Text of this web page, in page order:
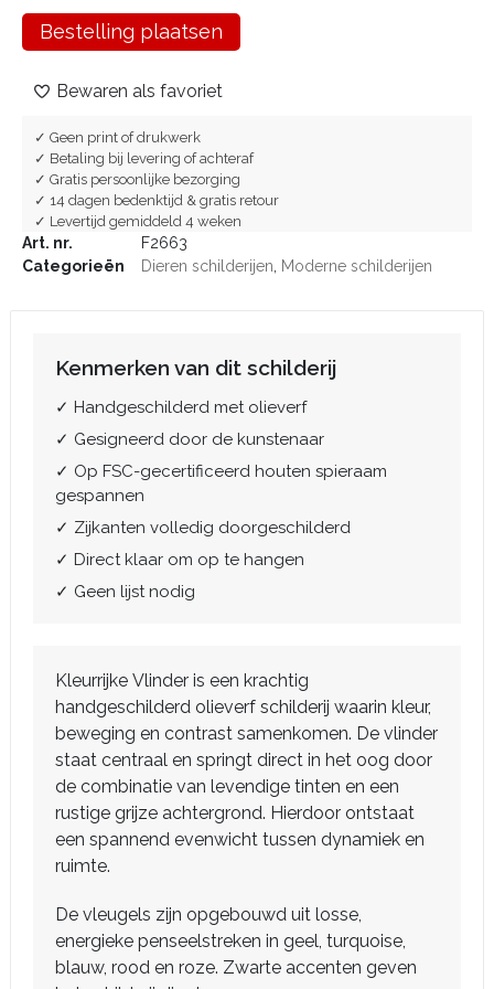
Bestelling plaatsen
Bewaren als favoriet
✓ Geen print of drukwerk
✓ Betaling bij levering of achteraf
✓ Gratis persoonlijke bezorging
✓ 14 dagen bedenktijd & gratis retour
✓ Levertijd gemiddeld 4 weken
Art. nr.
F2663
Categorieën
Dieren schilderijen Moderne schilderijen
Kenmerken van dit schilderij
✓ Handgeschilderd met olieverf
✓ Gesigneerd door de kunstenaar
✓ Op FSC-gecertificeerd houten spieraam
gespannen
✓ Zijkanten volledig doorgeschilderd
✓ Direct klaar om op te hangen
✓ Geen lijst nodig
Kleurrijke Vlinder is een krachtig
handgeschilderd olieverf schilderij waarin kleur,
beweging en contrast samenkomen. De vlinder
staat centraal en springt direct in het oog door
de combinatie van levendige tinten en een
rustige grijze achtergrond. Hierdoor ontstaat
een spannend evenwicht tussen dynamiek en
ruimte.
De vleugels zijn opgebouwd uit losse,
energieke penseelstreken in geel, turquoise,
blauw, rood en roze. Zwarte accenten geven